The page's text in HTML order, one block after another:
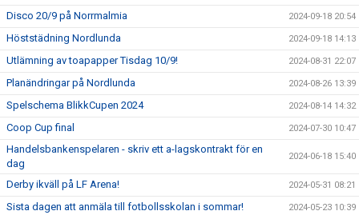
Disco 20/9 på Norrmalmia 2024-09-18 20:54
Höststädning Nordlunda 2024-09-18 14:13
Utlämning av toapapper Tisdag 10/9! 2024-08-31 22:07
Planändringar på Nordlunda 2024-08-26 13:39
Spelschema BlikkCupen 2024 2024-08-14 14:32
Coop Cup final 2024-07-30 10:47
Handelsbankenspelaren - skriv ett a-lagskontrakt för en
dag
2024-06-18 15:40
Derby ikväll på LF Arena! 2024-05-31 08:21
Sista dagen att anmäla till fotbollsskolan i sommar! 2024-05-23 10:39